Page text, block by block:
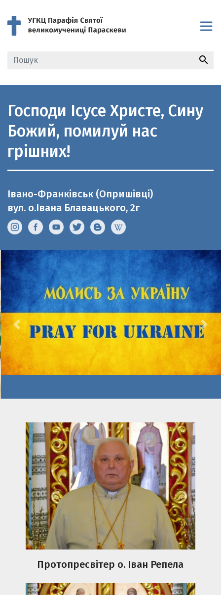
search
Господи Ісусе Христе, Сину
Божий, помилуй нас
грішних!
Івано-Франківськ (Опришівці)
вул. о.Івана Блавацького, 2г
Previous
Протопресвітер о. Іван Репела